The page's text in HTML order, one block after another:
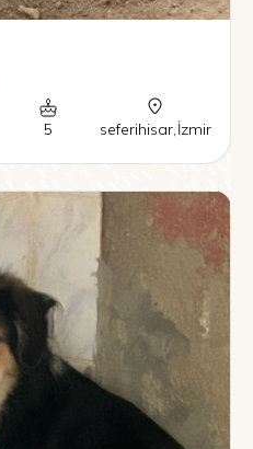
5 seferihisar,İzmir